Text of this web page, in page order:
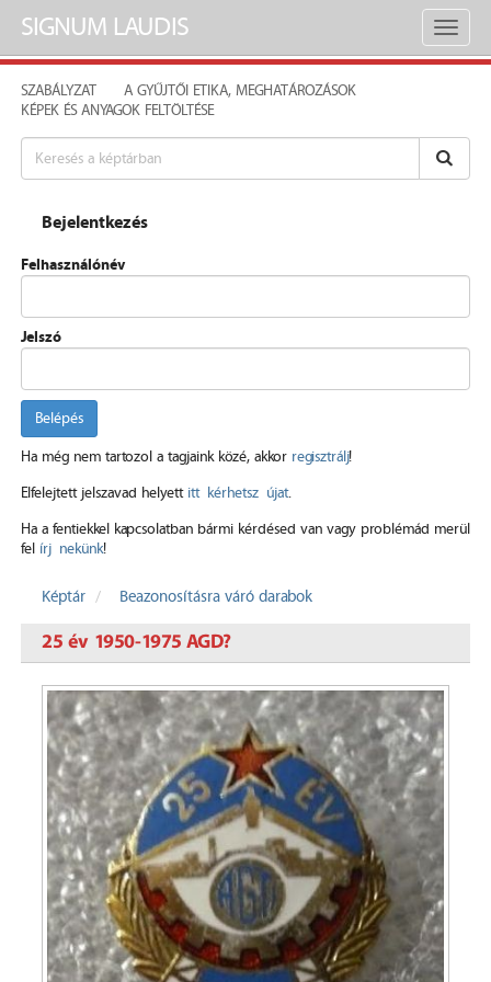
Toggle
SIGNUM LAUDIS
SZABÁLYZAT
A GYŰJTŐI ETIKA, MEGHATÁROZÁSOK
KÉPEK ÉS ANYAGOK FELTÖLTÉSE
Bejelentkezés
Felhasználónév
Jelszó
Belépés
Ha még nem tartozol a tagjaink közé, akkor regisztrálj!
Elfelejtett jelszavad helyett itt kérhetsz újat.
Ha a fentiekkel kapcsolatban bármi kérdésed van vagy problémád merül
fel írj nekünk!
Képtár Beazonosításra váró darabok
25 év 1950-1975 AGD?